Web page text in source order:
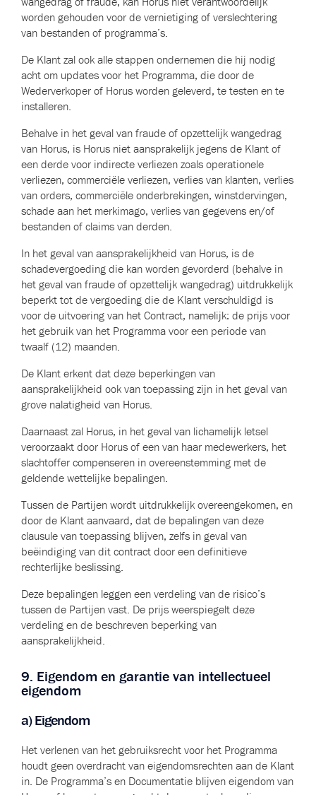
worden gehouden voor de vernietiging of verslechtering
van bestanden of programma’s.
De Klant zal ook alle stappen ondernemen die hij nodig
acht om updates voor het Programma, die door de
Wederverkoper of Horus worden geleverd, te testen en te
installeren.
Behalve in het geval van fraude of opzettelijk wangedrag
van Horus, is Horus niet aansprakelijk jegens de Klant of
een derde voor indirecte verliezen zoals operationele
verliezen, commerciële verliezen, verlies van klanten, verlies
van orders, commerciële onderbrekingen, winstdervingen,
schade aan het merkimago, verlies van gegevens en/of
bestanden of claims van derden.
In het geval van aansprakelijkheid van Horus, is de
schadevergoeding die kan worden gevorderd (behalve in
het geval van fraude of opzettelijk wangedrag) uitdrukkelijk
beperkt tot de vergoeding die de Klant verschuldigd is
voor de uitvoering van het Contract, namelijk: de prijs voor
het gebruik van het Programma voor een periode van
twaalf (12) maanden.
De Klant erkent dat deze beperkingen van
aansprakelijkheid ook van toepassing zijn in het geval van
grove nalatigheid van Horus.
Daarnaast zal Horus, in het geval van lichamelijk letsel
veroorzaakt door Horus of een van haar medewerkers, het
slachtoffer compenseren in overeenstemming met de
geldende wettelijke bepalingen.
Tussen de Partijen wordt uitdrukkelijk overeengekomen, en
door de Klant aanvaard, dat de bepalingen van deze
clausule van toepassing blijven, zelfs in geval van
beëindiging van dit contract door een definitieve
rechterlijke beslissing.
Deze bepalingen leggen een verdeling van de risico’s
tussen de Partijen vast. De prijs weerspiegelt deze
verdeling en de beschreven beperking van
aansprakelijkheid.
9. Eigendom en garantie van intellectueel
eigendom
a) Eigendom
Het verlenen van het gebruiksrecht voor het Programma
houdt geen overdracht van eigendomsrechten aan de Klant
in. De Programma’s en Documentatie blijven eigendom van